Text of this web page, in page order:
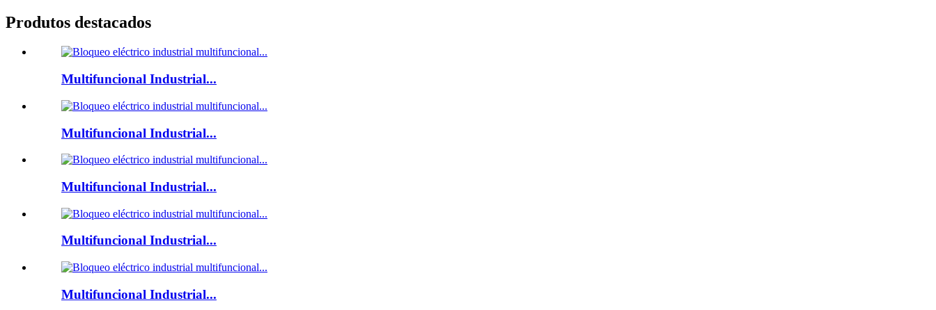
Produtos destacados
Multifuncional Industrial...
Multifuncional Industrial...
Multifuncional Industrial...
Multifuncional Industrial...
Multifuncional Industrial...